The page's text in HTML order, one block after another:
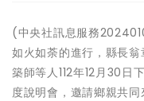
(中央社訊息服務
如火如荼的進行，縣長
築師等人112年12月30日
度說明會，邀請鄉親共